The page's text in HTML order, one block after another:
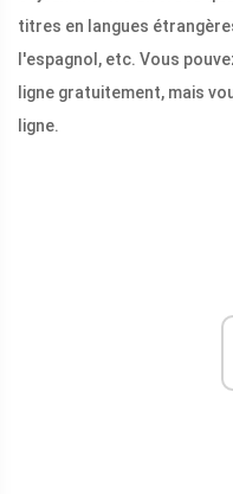
titres en langues
l'espagnol, etc. Vous
ligne gratuitement, mais
ligne.